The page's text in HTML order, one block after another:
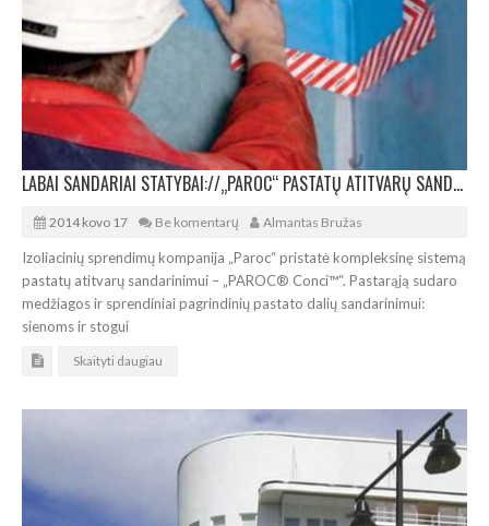
LABAI SANDARIAI STATYBAI://„PAROC“ PASTATŲ ATITVARŲ SANDARINIMO SISTEMA
2014 kovo 17 Be komentarų Almantas Bružas
Izoliacinių sprendimų kompanija „Paroc“ pristatė kompleksinę sistemą
pastatų atitvarų sandarinimui – „PAROC® Conci™“. Pastarąją sudaro
medžiagos ir sprendiniai pagrindinių pastato dalių sandarinimui:
sienoms ir stogui
Skaityti daugiau